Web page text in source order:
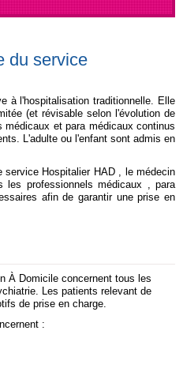
du service
à l'hospitalisation traditionnelle. Elle
(et révisable selon l'évolution de
médicaux et para médicaux continus
L'adulte ou l'enfant sont admis en
service Hospitalier HAD , le médecin
professionnels médicaux , para
afin de garantir une prise en
À Domicile concernent tous les
Les patients relevant de
de prise en charge.
: